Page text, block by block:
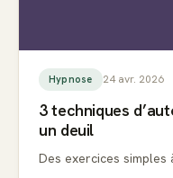
Hypnose 24 avr. 2026
3 techniques
un deuil
Des exercices simples